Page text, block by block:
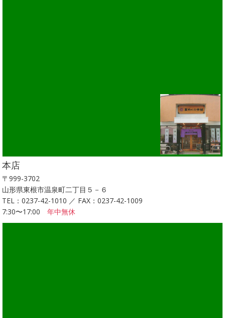
本店
〒999-3702
山形県東根市温泉町二丁目５－６
TEL：0237-42-1010 ／ FAX：0237-42-1009
7:30〜17:00 年中無休